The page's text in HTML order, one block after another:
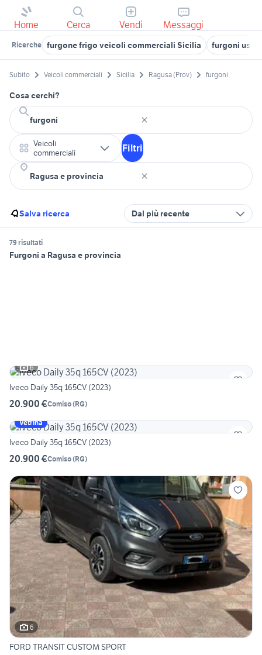
Home Cerca Vendi Messaggi
Ricerche furgone frigo veicoli commerciali Sicilia furgoni usati
Subito Veicoli commerciali Sicilia Ragusa (Prov) furgoni
Cosa cerchi?
Veicoli
commerciali
Filtri
Salva ricerca Dal più recente
79 risultati
Furgoni a Ragusa e provincia
6
Iveco Daily 35q 165CV (2023)
20.900 €Comiso(RG)
Vetrina
Iveco Daily 35q 165CV (2023)
20.900 €Comiso(RG)
6
FORD TRANSIT CUSTOM SPORT